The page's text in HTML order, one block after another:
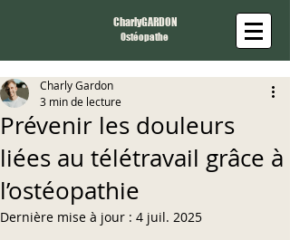
CharlyGARDON
Ostéopathe
Prévenir les douleurs
liées au télétravail grâce à
l’ostéopathie
Charly Gardon
3 min de lecture
Dernière mise à jour : 4 juil. 2025